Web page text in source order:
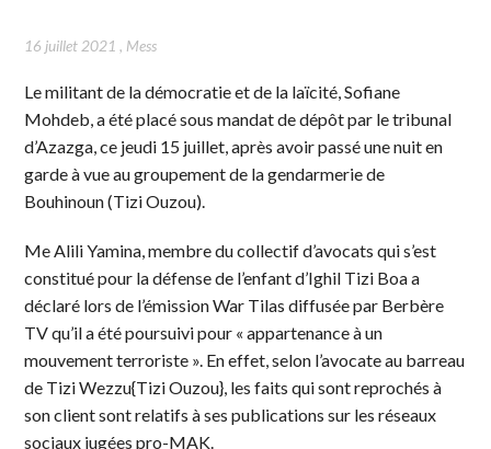
16 juillet 2021 , Mess
Le militant de la démocratie et de la laïcité, Sofiane
Mohdeb, a été placé sous mandat de dépôt par le tribunal
d’Azazga, ce jeudi 15 juillet, après avoir passé une nuit en
garde à vue au groupement de la gendarmerie de
Bouhinoun (Tizi Ouzou).
Me Alili Yamina, membre du collectif d’avocats qui s’est
constitué pour la défense de l’enfant d’Ighil Tizi Boa a
déclaré lors de l’émission War Tilas diffusée par Berbère
TV qu’il a été poursuivi pour « appartenance à un
mouvement terroriste ». En effet, selon l’avocate au barreau
de Tizi Wezzu{Tizi Ouzou}, les faits qui sont reprochés à
son client sont relatifs à ses publications sur les réseaux
sociaux jugées pro-MAK.